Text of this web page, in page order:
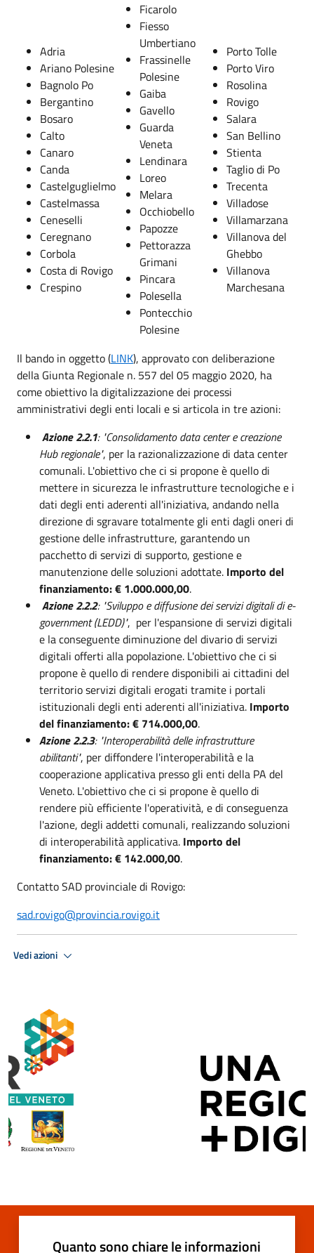
Adria
Ariano Polesine
Bagnolo Po
Bergantino
Bosaro
Calto
Canaro
Canda
Castelguglielmo
Castelmassa
Ceneselli
Ceregnano
Corbola
Costa di Rovigo
Crespino
Ficarolo
Fiesso
Umbertiano
Frassinelle
Polesine
Gaiba
Gavello
Guarda
Veneta
Lendinara
Loreo
Melara
Occhiobello
Papozze
Pettorazza
Grimani
Pincara
Polesella
Pontecchio
Polesine
Porto Tolle
Porto Viro
Rosolina
Rovigo
Salara
San Bellino
Stienta
Taglio di Po
Trecenta
Villadose
Villamarzana
Villanova del
Ghebbo
Villanova
Marchesana
Il bando in oggetto (LINK), approvato con deliberazione
della Giunta Regionale n. 557 del 05 maggio 2020, ha
come obiettivo la digitalizzazione dei processi
amministrativi degli enti locali e si articola in tre azioni:
Azione 2.2.1: "Consolidamento data center e creazione
Hub regionale", per la razionalizzazione di data center
comunali. L'obiettivo che ci si propone è quello di
mettere in sicurezza le infrastrutture tecnologiche e i
dati degli enti aderenti all'iniziativa, andando nella
direzione di sgravare totalmente gli enti dagli oneri di
gestione delle infrastrutture, garantendo un
pacchetto di servizi di supporto, gestione e
manutenzione delle soluzioni adottate. Importo del
finanziamento: € 1.000.000,00.
Azione 2.2.2: "Sviluppo e diffusione dei servizi digitali di e-
government (LEDD)", per l'espansione di servizi digitali
e la conseguente diminuzione del divario di servizi
digitali offerti alla popolazione. L'obiettivo che ci si
propone è quello di rendere disponibili ai cittadini del
territorio servizi digitali erogati tramite i portali
istituzionali degli enti aderenti all'iniziativa. Importo
del finanziamento: € 714.000,00.
Azione 2.2.3: "Interoperabilità delle infrastrutture
abilitanti", per diffondere l'interoperabilità e la
cooperazione applicativa presso gli enti della PA del
Veneto. L'obiettivo che ci si propone è quello di
rendere più efficiente l'operatività, e di conseguenza
l'azione, degli addetti comunali, realizzando soluzioni
di interoperabilità applicativa. Importo del
finanziamento: € 142.000,00.
Contatto SAD provinciale di Rovigo:
sad.rovigo@provincia.rovigo.it
Vedi azioni
Quanto sono chiare le informazioni